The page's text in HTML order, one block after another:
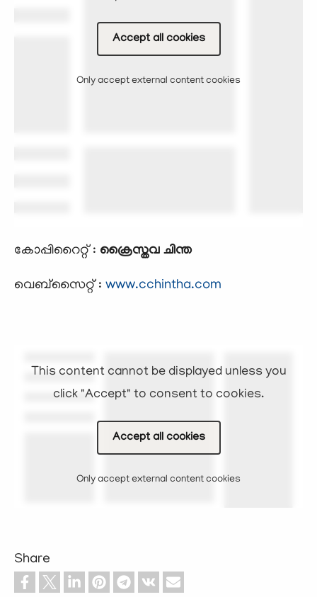
Accept all cookies
Only accept external content cookies
കോപ്പിറൈറ്റ് : ക്രൈസ്തവ ചിന്ത
വെബ്സൈറ്റ് : www.cchintha.com
This content cannot be displayed unless you
click "Accept" to consent to cookies.
Accept all cookies
Only accept external content cookies
Share